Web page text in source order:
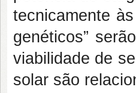
tecnicamente
genéticos”
viabilidade de
solar são